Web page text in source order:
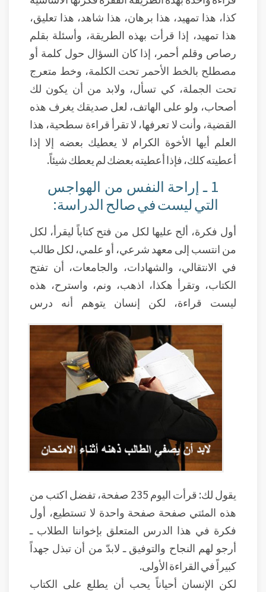
كذا، هذا تمهيد، هذا برهان، هذا شاهد، هذا تعليق،
هذا تمهيد، إذا قرأت بهذه الطريقة، وأسئلة بقلم
رصاص وقلم أحمر، إذا كان السؤال حول كلمة أو
مصطلح بالخط الأحمر تحت الكلمة، وخط متعرج
تحت الجملة، كي تسأل، ولابد من أن يكون لك
أصحاب، ولو على الهاتف، لعل صديقك يغرف هذه
القضية، وأنت لا تعرفها، لا تقرأ قراءة سطحية، هذا
العلم أيها الأخوة الكرام لا يعطيك بعضه إلا إذا
أعطيته كلك، فإذا أعطيته بعضك لم يعطك شيئاً.
1 ـ إراحة النفس من الهواجس
التي ليست في صالح الدراسة:
أول فكرة، ألح عليها لكل من فتح كتاباً ليقرأ، لكل
من انتسب إلى معهد شرعي، أو علمي، لكل طالب
في الانتقالي، والشهادات، والجامعات، أن تفتح
الكتاب، وتقرأ هكذا، اذهب، ونم، واسترح، هذه
ليست قراءة، لكن إنسان يتوهم أنه درس
يقول لك: قرأت اليوم 235 صفحة، تفضل اكتب من
هذه المئتي صفحة صفحة واحدة لا تستطيع، أول
فكرة في هذا الدرس المتعلق بإخواننا الطلاب ـ
أرجو لهم النجاح والتوفيق ـ لابدّ من أن تبذل جهداً
كبيراً في القراءة الأولى.
لكن الإنسان أحياناً يحب أن يطلع على الكتاب